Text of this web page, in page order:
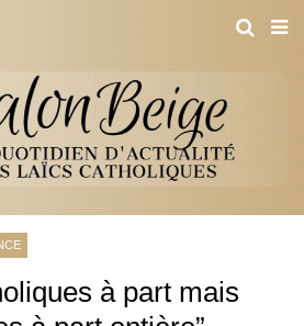
à part mais